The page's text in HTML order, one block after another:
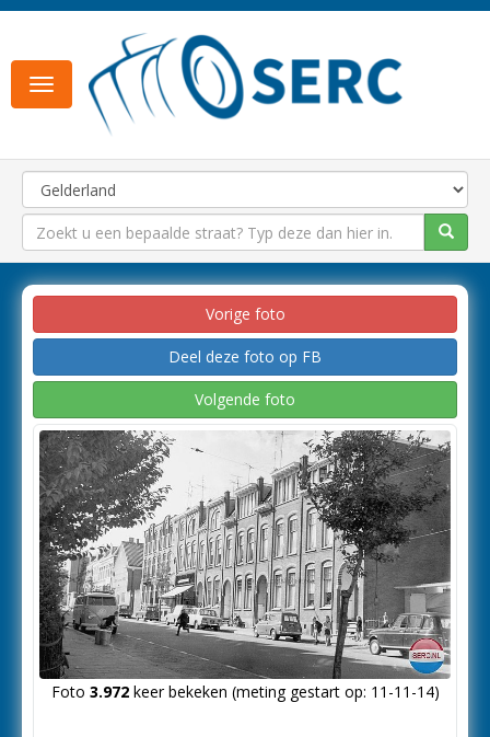
Toggle
navigation
Vorige foto
Deel deze foto op FB
Volgende foto
Foto 3.972keer bekeken (meting gestart op: 11-11-14)